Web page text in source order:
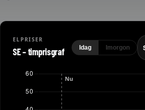
ELPRISER
SE – timprisgraf Idag Imorgon